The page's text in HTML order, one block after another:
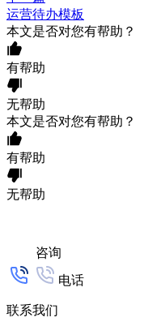
运营待办模板
本文是否对您有帮助？
有帮助
无帮助
本文是否对您有帮助？
有帮助
无帮助
咨询
电话
联系我们